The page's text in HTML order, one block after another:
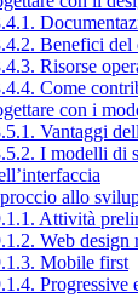
Benefici del
Risorse
Come
con i
Vantaggi
I modelli di
allo
Attività
Web design
Mobile first
Progressive